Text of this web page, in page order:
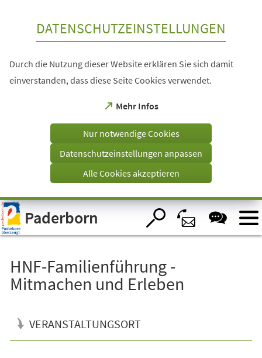
Visuelle
Assistenzsoftware
öffnen.
DATENSCHUTZEINSTELLUNGEN
Durch die Nutzung dieser Website erklären Sie sich damit
einverstanden, dass diese Seite Cookies verwendet.
Mehr Infos
(Öffnet
einem
Tab)
Nur notwendige Cookies
Datenschutzeinstellungen anpassen
Alle Cookies akzeptieren
Paderborn
HNF-Familienführung -
Mitmachen und Erleben
VERANSTALTUNGSORT